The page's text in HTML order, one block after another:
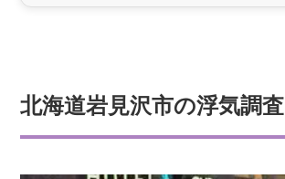
北海道岩見沢市の浮気調査